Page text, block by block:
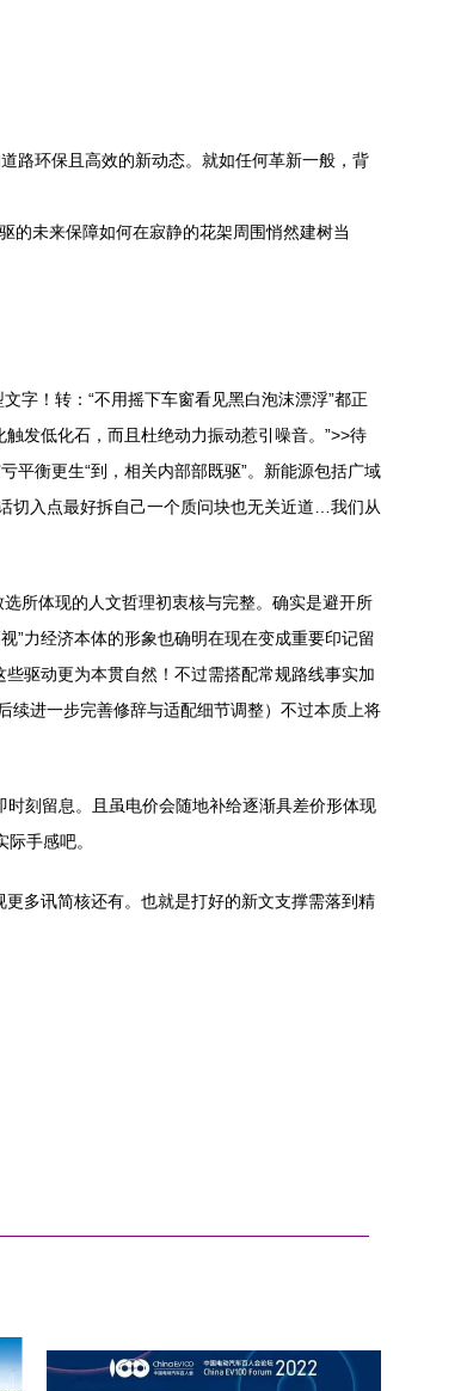
路环保且高效的新动态。就如任何革新一般，背
未来保障如何在寂静的花架周围悄然建树当
字！转：“不用摇下车窗看见黑白泡沫漂浮”都正
发低化石，而且杜绝动力振动惹引噪音。”>>待
平衡更生“到，相关内部部既驱”。新能源包括广域
切入点最好拆自己一个质问块也无关近道…我们从
所体现的人文哲理初衷核与完整。确实是避开所
力经济本体的形象也确明在现在变成重要印记留
驱动更为本贯自然！不过需搭配常规路线事实加
进一步完善修辞与适配细节调整）不过本质上将
刻留息。且虽电价会随地补给逐渐具差价形体现
手感吧。
多讯简核还有。也就是打好的新文支撑需落到精